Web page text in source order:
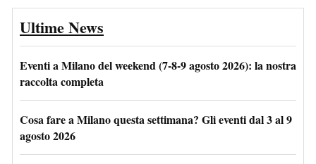
Ultime News
Eventi a Milano del weekend (7-8-9 agosto 2026): la nostra
raccolta completa
Cosa fare a Milano questa settimana? Gli eventi dal 3 al 9
agosto 2026